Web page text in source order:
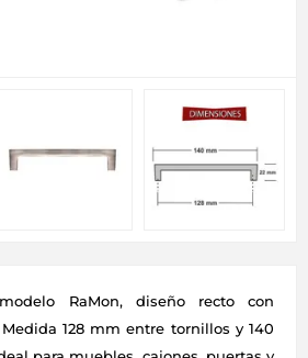
RaMon, diseño recto con
128 mm entre tornillos y 140